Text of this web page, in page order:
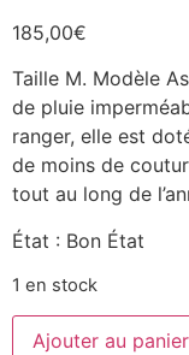
185,00€
Taille M. Modèle
de pluie
ranger, elle est
de moins de
tout au long de
État : Bon État
1 en stock
Ajouter au panier